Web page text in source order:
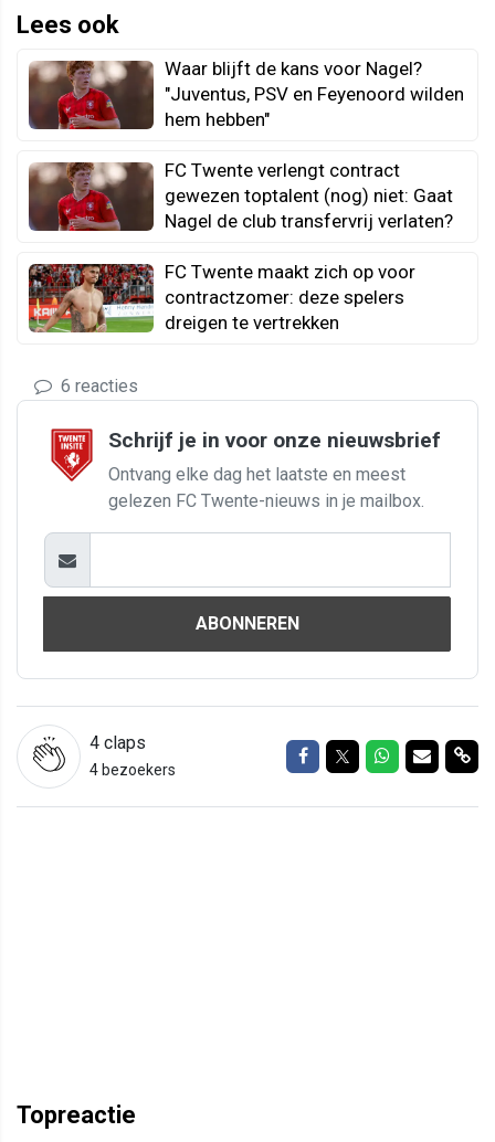
Lees ook
Waar blijft de kans voor Nagel?
"Juventus, PSV en Feyenoord wilden
hem hebben"
FC Twente verlengt contract
gewezen toptalent (nog) niet: Gaat
Nagel de club transfervrij verlaten?
FC Twente maakt zich op voor
contractzomer: deze spelers
dreigen te vertrekken
6 reacties
Schrijf je in voor onze nieuwsbrief
Ontvang elke dag het laatste en meest
gelezen FC Twente-nieuws in je mailbox.
ABONNEREN
4 claps
4 bezoekers
Delen op Facebook
Delen op Twitter
Delen op
Delen
Topreactie